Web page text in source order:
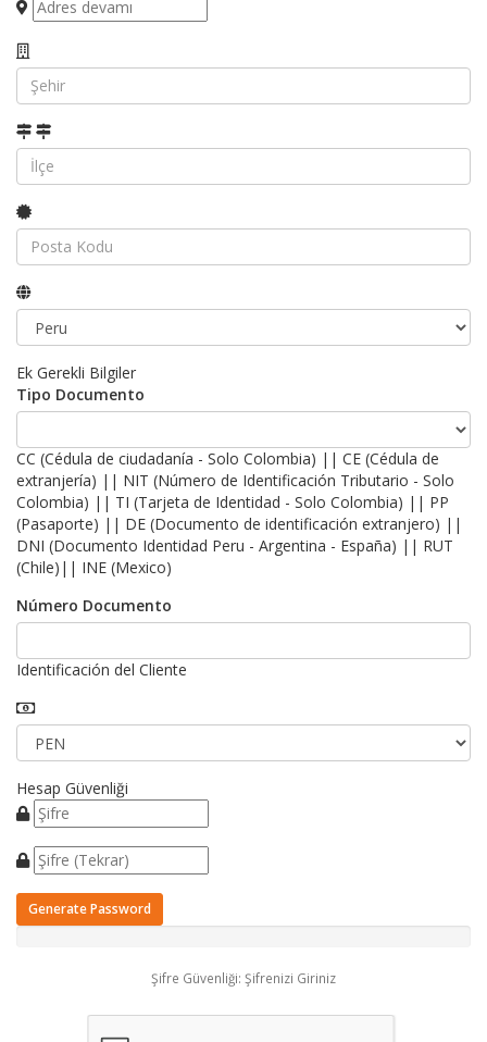
Ek Gerekli Bilgiler
Tipo Documento
CC (Cédula de ciudadanía - Solo Colombia) || CE (Cédula de
extranjería) || NIT (Número de Identificación Tributario - Solo
Colombia) || TI (Tarjeta de Identidad - Solo Colombia) || PP
(Pasaporte) || DE (Documento de identificación extranjero) ||
DNI (Documento Identidad Peru - Argentina - España) || RUT
(Chile)|| INE (Mexico)
Número Documento
Identificación del Cliente
Hesap Güvenliği
Generate Password
Şifre Güvenliği: Şifrenizi Giriniz